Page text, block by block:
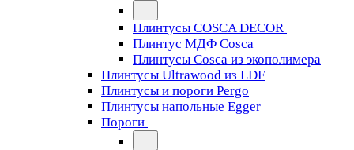
Плинтусы COSCA DECOR
Плинтус МДФ Cosca
Плинтусы Cosca из экополимера
Плинтусы Ultrawood из LDF
Плинтусы и пороги Pergo
Плинтусы напольные Egger
Пороги